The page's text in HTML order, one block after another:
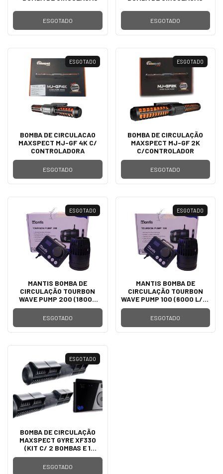
ESGOTADO ESGOTADO
ESGOTADO
BOMBA DE CIRCULACAO
MAXSPECT MJ-GF 4K C/
CONTROLADORA
ESGOTADO
ESGOTADO
BOMBA DE CIRCULAÇÃO
MAXSPECT MJ-GF 2K
C/CONTROLADOR
ESGOTADO
ESGOTADO
MANTIS BOMBA DE
CIRCULAÇÃO TOURBON
WAVE PUMP 200 (18000
L/H) C/CONTROLADORA
ESGOTADO
ESGOTADO
MANTIS BOMBA DE
CIRCULAÇÃO TOURBON
WAVE PUMP 100 (6000 L/H)
C/CONTROLADORA
ESGOTADO
ESGOTADO
BOMBA DE CIRCULAÇÃO
MAXSPECT GYRE XF330
(KIT C/ 2 BOMBAS E 1
CONTROLADOR)
ESGOTADO